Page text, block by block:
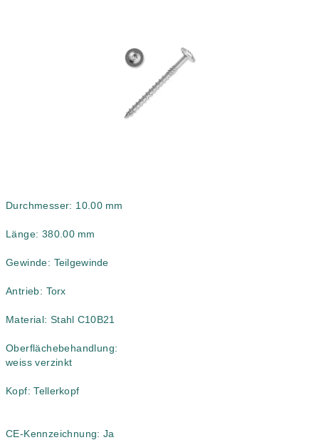
Durchmesser: 10 .00 mm
Länge: 380 .00 mm
Gewinde: Teilgewinde
Antrieb: Torx
Material: Stahl C10B21
Oberflächebehandlung:
weiss verzinkt
Kopf:Tellerkopf
CE-Kennzeichnung:Ja